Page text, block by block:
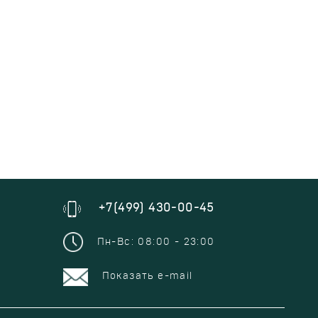
+7(499) 430-00-45
Пн-Вс: 08:00 - 23:00
Показать e-mail